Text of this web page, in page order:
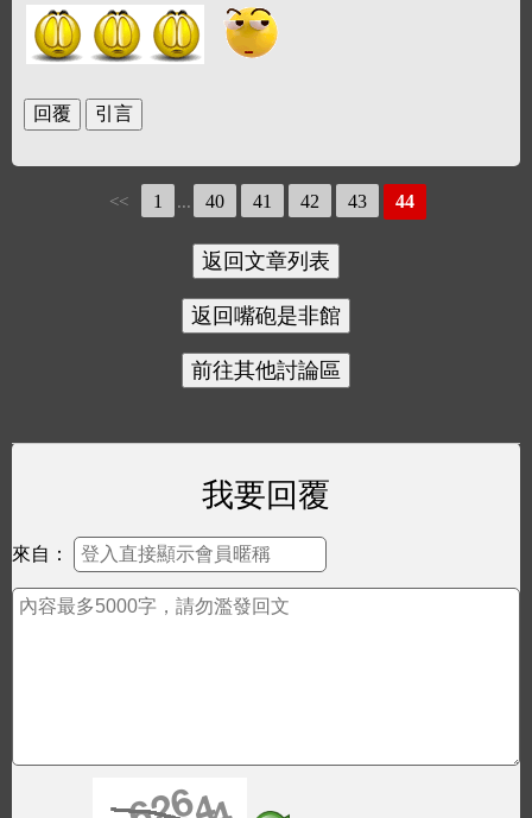
<< 1 ... 40 41 42 43 44
我要回覆
來自：